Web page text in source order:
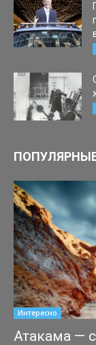
Интересно
Атакама —